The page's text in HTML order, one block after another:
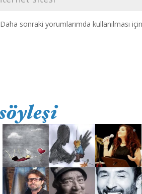
Daha sonraki yorumlarımda kullanılması